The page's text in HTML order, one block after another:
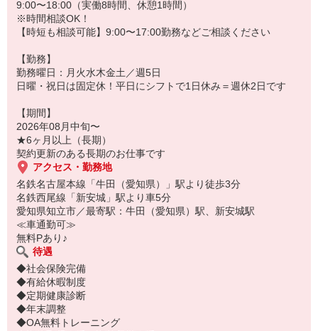
9:00〜18:00（実働8時間、休憩1時間）
※時間相談OK！
【時短も相談可能】9:00〜17:00勤務などご相談ください
【勤務】
勤務曜日：月火水木金土／週5日
日曜・祝日は固定休！平日にシフトで1日休み＝週休2日です
【期間】
2026年08月中旬〜
★6ヶ月以上（長期）
契約更新のある長期のお仕事です
アクセス・勤務地
名鉄名古屋本線「牛田（愛知県）」駅より徒歩3分
名鉄西尾線「新安城」駅より車5分
愛知県知立市／最寄駅：牛田（愛知県）駅、新安城駅
≪車通勤可≫
無料Pあり♪
待遇
◆社会保険完備
◆有給休暇制度
◆定期健康診断
◆年末調整
◆OA無料トレーニング